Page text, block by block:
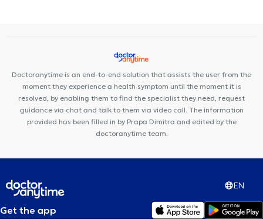
Doctoranytime is an end-to-end solution that assists the user from the
moment they experience a health symptom until the moment it is
resolved, by enabling them to find the specialist they need, request
guidance via chat and talk to them via video call. The information
provided has been filled in by Prapa Dimitra and edited by the
doctoranytime team.
EN
Get the app